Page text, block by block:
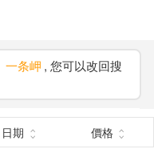
一条岬 , 您可以改回搜
日期 價格